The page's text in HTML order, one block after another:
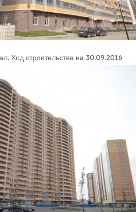
. Ход строительства на 30.09.2016